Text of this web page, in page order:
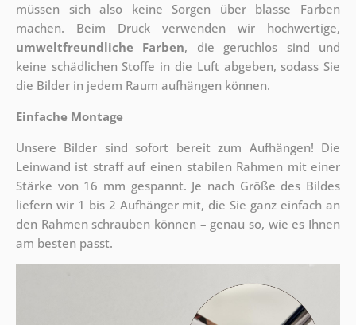
müssen sich also keine Sorgen über blasse Farben
machen. Beim Druck verwenden wir hochwertige,
umweltfreundliche Farben, die geruchlos sind und
keine schädlichen Stoffe in die Luft abgeben, sodass Sie
die Bilder in jedem Raum aufhängen können.
Einfache Montage
Unsere Bilder sind sofort bereit zum Aufhängen! Die
Leinwand ist straff auf einen stabilen Rahmen mit einer
Stärke von 16 mm gespannt. Je nach Größe des Bildes
liefern wir 1 bis 2 Aufhänger mit, die Sie ganz einfach an
den Rahmen schrauben können – genau so, wie es Ihnen
am besten passt.